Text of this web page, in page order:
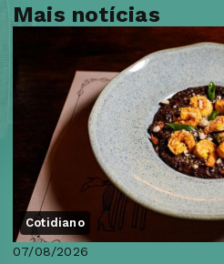
Mais notícias
Cotidiano
07/08/2026